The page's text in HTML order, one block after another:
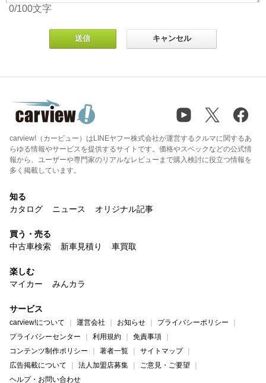
0/100文字
carview!（カービュー）はLINEヤフー株式会社が運営するクルマに関するあ
らゆる情報やサービスを提供するサイトです。価格やスペックなどの公式情
報から、ユーザーや専門家のリアルなレビューまで購入検討に役立つ情報を
多く掲載しています。
知る
カタログ
ニュース オリジナル記事
買う・売る
中古車検索
新車見積り 車買取
楽しむ
マイカー
みんカラ
サービス
carview!について 運営会社 お知らせ
プライバシーポリシー
プライバシーセンター
利用規約
免責事項
コンテンツ制作ポリシー
著者一覧
サイトマップ
広告掲載について
法人加盟店募集
ご意見・ご要望
ヘルプ・お問い合わせ